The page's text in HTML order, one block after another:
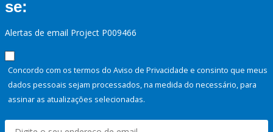
se:
Alertas de email Project P009466
Concordo com os termos do Aviso de Privacidade e consinto que meus
dados pessoais sejam processados, na medida do necessário, para
assinar as atualizações selecionadas.